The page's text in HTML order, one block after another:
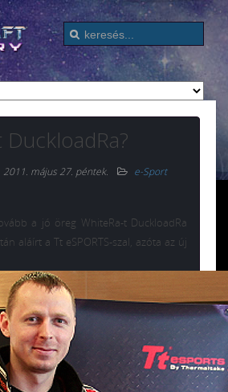
2011. május 27. péntek.
e-Sport
a jó öreg WhiteRa-t DuckloadRa
aláírt a Tt eSPORTS-szal, azóta az új